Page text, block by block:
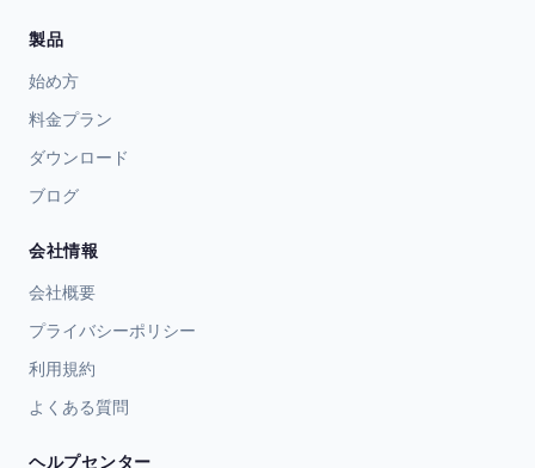
製品
始め方
料金プラン
ダウンロード
ブログ
会社情報
会社概要
プライバシーポリシー
利用規約
よくある質問
ヘルプセンター